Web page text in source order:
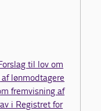
til lov om
lønmodtagere
fremvisning af
i Registret for